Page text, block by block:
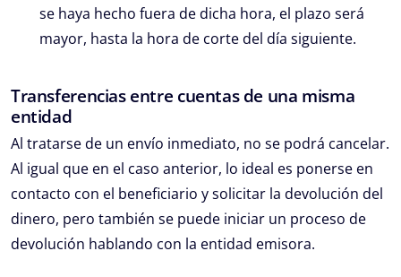
se haya hecho fuera de dicha hora, el plazo será
mayor, hasta la hora de corte del día siguiente.
Transferencias entre cuentas de una misma
entidad
Al tratarse de un envío inmediato, no se podrá cancelar.
Al igual que en el caso anterior, lo ideal es ponerse en
contacto con el beneficiario y solicitar la devolución del
dinero, pero también se puede iniciar un proceso de
devolución hablando con la entidad emisora.